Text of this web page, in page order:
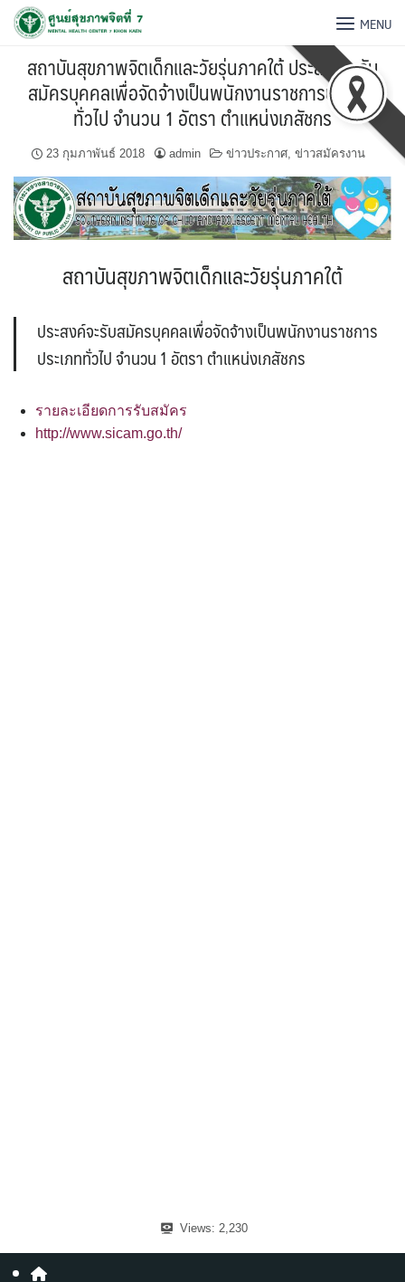
MENU
สถาบันสุขภาพจิตเด็กและวัยรุ่นภาคใต้ ประสงค์จะรับ
สมัครบุคคลเพื่อจัดจ้างเป็นพนักงานราชการประเภท
ทั่วไป จำนวน 1 อัตรา ตำแหน่งเภสัชกร
23 กุมภาพันธ์ 2018 admin ข่าวประกาศ, ข่าวสมัครงาน
สถาบันสุขภาพจิตเด็กและวัยรุ่นภาคใต้
ประสงค์จะรับสมัครบุคคลเพื่อจัดจ้างเป็นพนักงานราชการ
ประเภททั่วไป จำนวน 1 อัตรา ตำแหน่งเภสัชกร
รายละเอียดการรับสมัคร
http://www.sicam.go.th/
Views: 2,230